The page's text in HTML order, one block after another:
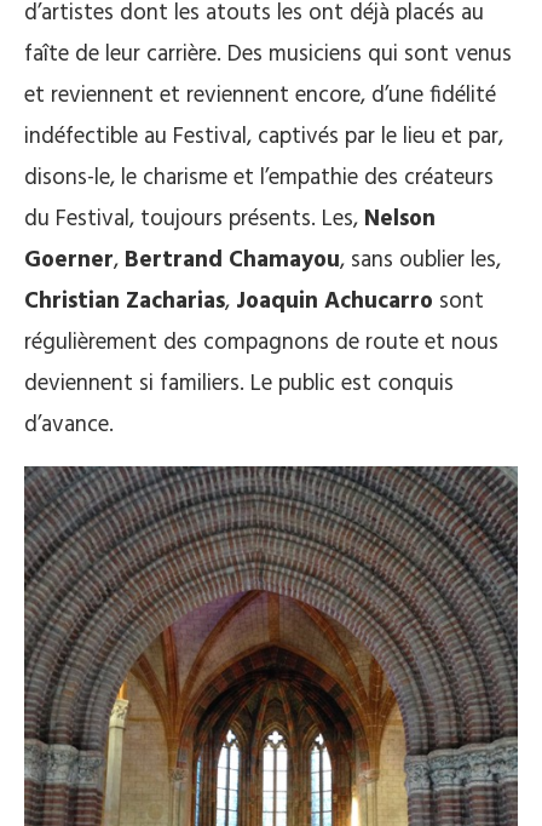
d’artistes dont les atouts les ont déjà placés au
faîte de leur carrière. Des musiciens qui sont venus
et reviennent et reviennent encore, d’une fidélité
indéfectible au Festival, captivés par le lieu et par,
disons-le, le charisme et l’empathie des créateurs
du Festival, toujours présents. Les, Nelson
Goerner, Bertrand Chamayou, sans oublier les,
Christian Zacharias, Joaquin Achucarro sont
régulièrement des compagnons de route et nous
deviennent si familiers. Le public est conquis
d’avance.